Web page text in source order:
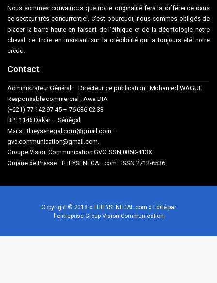
Nous sommes convaincus que notre originalité fera la différence dans
ce secteur très concurrentiel. C’est pourquoi, nous sommes obligés de
placer la barre haute en faisant de l’éthique et de la déontologie notre
cheval de Troie en insistant sur la crédibilité qui a toujours été notre
crédo.
Contact
Administrateur Général – Directeur de publication : Mohamed WAGUE
Responsable commercial : Awa DIA
(+221) 77 142 97 45 – 76 636 02 33
BP : 1146 Dakar – Sénégal
Mails : thieysenegal.com@gmail.com –
gvc.communication@gmail.com.
Groupe Vision Communication GVC ISSN 0850-413X
Organe de Presse : THEYSENEGAL.com : ISSN 2712-6536
Copyright © 2018 « THIEYSENEGAL.com » Edité par
l'entreprise Group Vision Communication